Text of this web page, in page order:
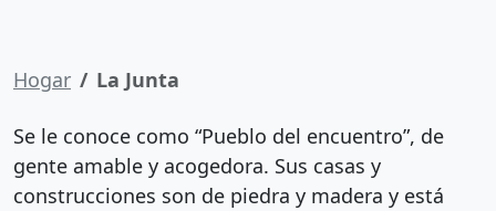
Hogar La Junta
Se le conoce como “Pueblo del encuentro”, de
gente amable y acogedora. Sus casas y
construcciones son de piedra y madera y está